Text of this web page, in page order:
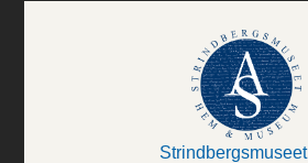
Strindbergsmuseet